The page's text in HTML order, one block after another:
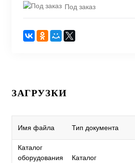
Под заказ
ЗАГРУЗКИ
Имя файла Тип документа
Каталог
оборудования
Каталог